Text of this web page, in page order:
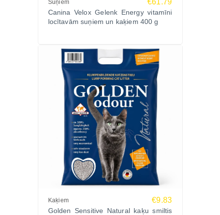
Suņiem €61.79
Canina Velox Gelenk Energy vitamīni
locītavām suņiem un kaķiem 400 g
Kaķiem €9.83
Golden Sensitive Natural kaķu smiltis